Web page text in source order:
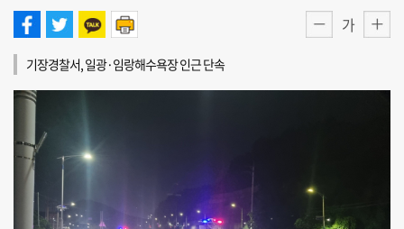
가
기장경찰서, 일광·임랑해수욕장 인근 단속